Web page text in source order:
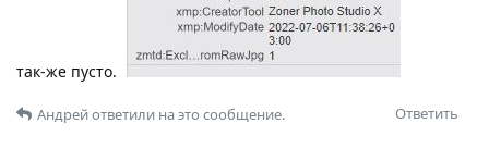
так-же пусто.
Ответить
Андрейответили на это сообщение.